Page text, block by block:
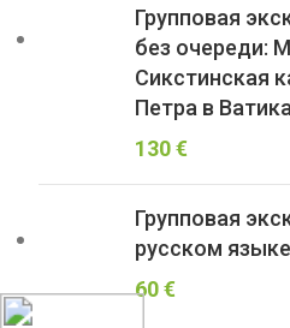
Групповая
без очереди:
Сикстинская
Петра в
130€